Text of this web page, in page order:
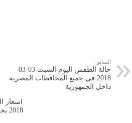
السابق
حالة الطقس اليوم السبت 03-03-
2018 في جميع المحافظات المصرية
داخل الجمهورية